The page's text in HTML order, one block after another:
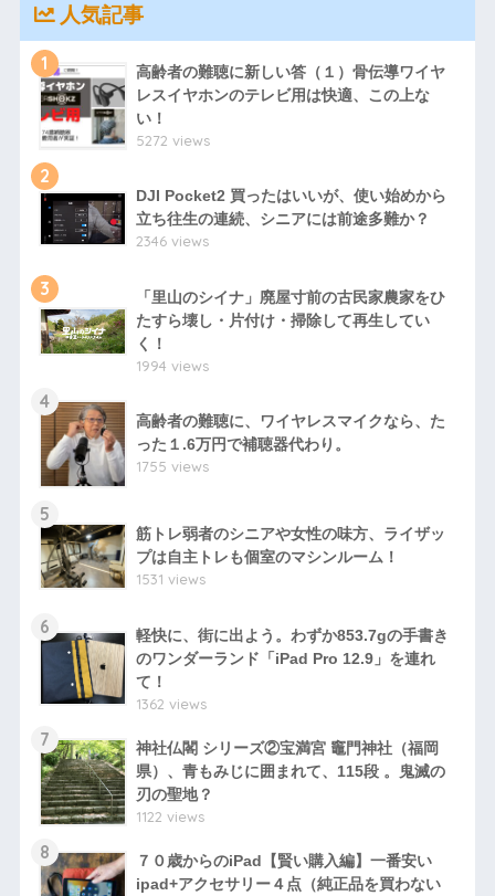
人気記事
1
高齢者の難聴に新しい答（１）骨伝導ワイヤ
レスイヤホンのテレビ用は快適、この上な
い！
5272 views
2
DJI Pocket2 買ったはいいが、使い始めから
立ち往生の連続、シニアには前途多難か？
2346 views
3
「里山のシイナ」廃屋寸前の古民家農家をひ
たすら壊し・片付け・掃除して再生してい
く！
1994 views
4
高齢者の難聴に、ワイヤレスマイクなら、た
った１.6万円で補聴器代わり。
1755 views
5
筋トレ弱者のシニアや女性の味方、ライザッ
プは自主トレも個室のマシンルーム！
1531 views
6
軽快に、街に出よう。わずか853.7gの手書き
のワンダーランド「iPad Pro 12.9」を連れ
て！
1362 views
7
神社仏閣 シリーズ②宝満宮 竈門神社（福岡
県）、青もみじに囲まれて、115段 。鬼滅の
刃の聖地？
1122 views
8
７０歳からのiPad【賢い購入編】一番安い
ipad+アクセサリー４点（純正品を買わない